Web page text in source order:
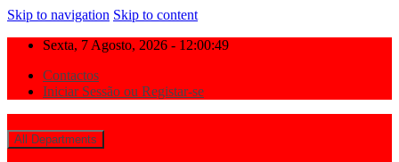
Skip to navigation Skip to content
Sexta, 7 Agosto, 2026 - 12:00:50
Contactos
Iniciar Sessão ou Registar-se
All Departments